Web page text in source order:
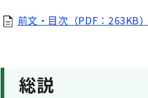
前文・目次（PDF：263KB）
総説